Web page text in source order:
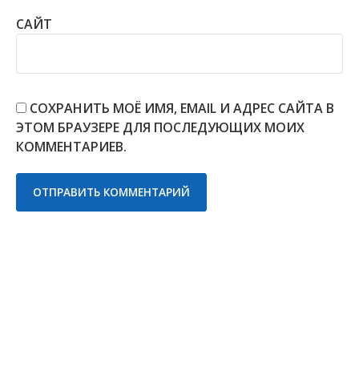
САЙТ
СОХРАНИТЬ МОЁ ИМЯ, EMAIL И АДРЕС САЙТА В
ЭТОМ БРАУЗЕРЕ ДЛЯ ПОСЛЕДУЮЩИХ МОИХ
КОММЕНТАРИЕВ.